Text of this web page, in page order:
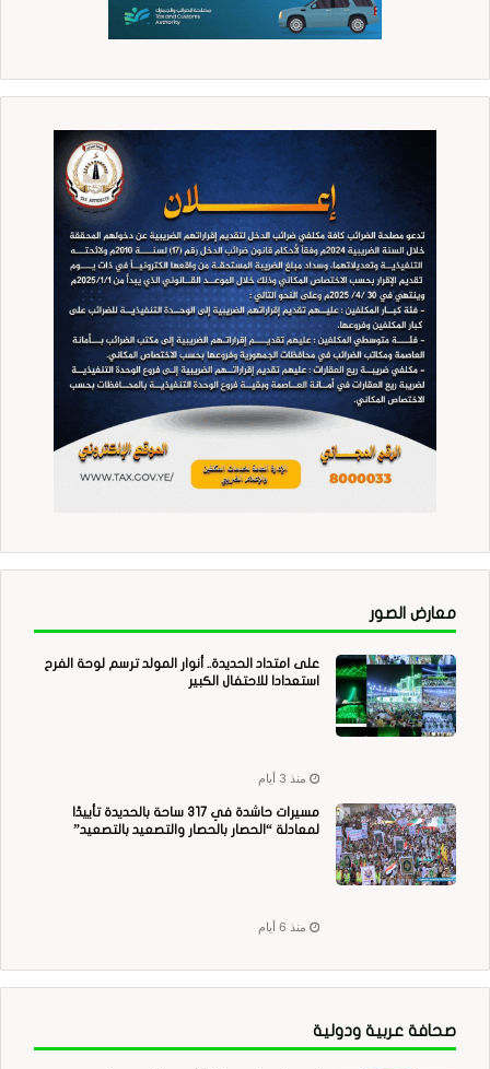
معارض الصور
على امتداد الحديدة.. أنوار المولد ترسم لوحة الفرح
استعدادا للاحتفال الكبير
منذ 3 أيام
مسيرات حاشدة في 317 ساحة بالحديدة تأييدًا
لمعادلة “الحصار بالحصار والتصعيد بالتصعيد”
منذ 6 أيام
صحافة عربية ودولية